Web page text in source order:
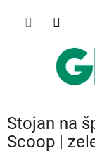
Stojan na
Scoop |